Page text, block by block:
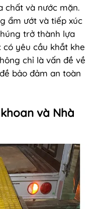
chất và nước mặn.
ẩm ướt và tiếp xúc
trở thành lựa
yêu cầu khắt khe
chỉ là vấn đề về
bảo đảm an toàn
và Nhà